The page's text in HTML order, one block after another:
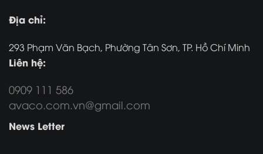
Địa chỉ:
293 Phạm Văn Bạch, Phường Tân Sơn, TP. Hồ Chí Minh
Liên hệ:
0909 111 586
avaco.com.vn@gmail.com
News Letter